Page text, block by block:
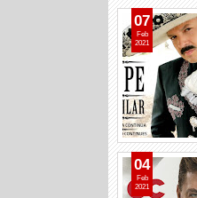
07
Feb
2021
04
Feb
2021